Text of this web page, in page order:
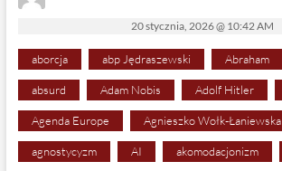
20 stycznia, 2026 @ 10:42 AM
aborcja abp Jędraszewski Abraham
absurd Adam Nobis Adolf Hitler
Agenda Europe Agnieszko Wołk-Łaniewska
agnostycyzm AI akomodacjonizm